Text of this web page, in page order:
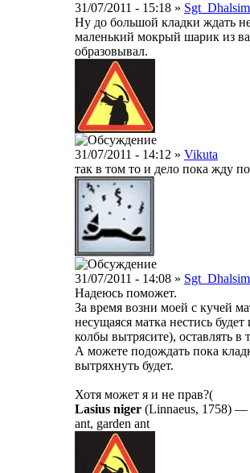
31/07/2011 - 15:18 » Sgt_Dhalsim
Ну до большой кладки ждать
маленький мокрый шарик из
образовывал.
31/07/2011 - 14:12 » Vikuta
так в том то и дело пока жду
31/07/2011 - 14:08 » Sgt_Dhalsim
Надеюсь поможет.
За время возни моей с кучей
несущаяся матка нестись
колбы вытрясите), оставлять в
А можете подождать пока
вытряхнуть будет.
Хотя может я и не прав?(
Lasius niger (Linnaeus, 1758) —
ant, garden ant